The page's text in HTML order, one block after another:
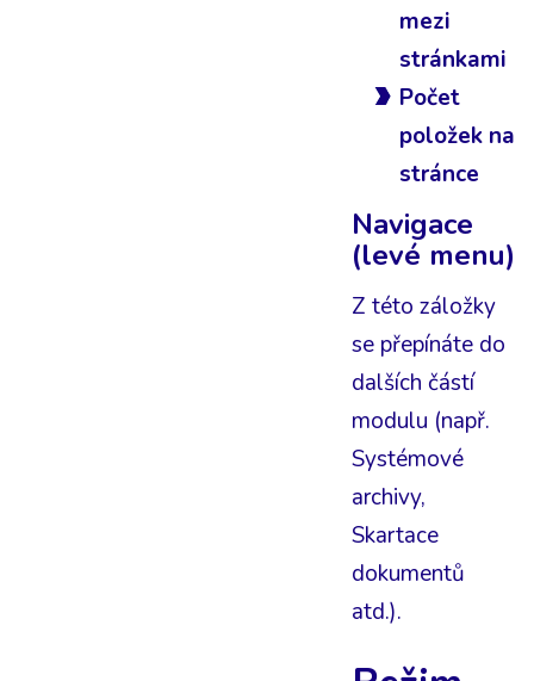
mezi
stránkami
Počet
položek na
stránce
Navigace
(levé menu)
Z této záložky
se přepínáte do
dalších částí
modulu (např.
Systémové
archivy,
Skartace
dokumentů
atd.).